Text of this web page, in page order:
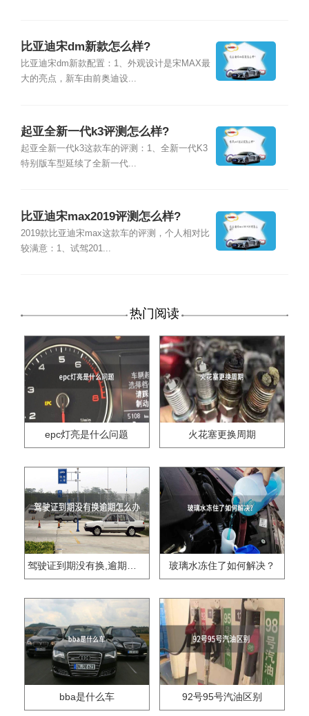
比亚迪宋dm新款怎么样?
比亚迪宋dm新款配置：1、外观设计是宋MAX最
大的亮点，新车由前奥迪设...
起亚全新一代k3评测怎么样?
起亚全新一代k3这款车的评测：1、全新一代K3
特别版车型延续了全新一代...
比亚迪宋max2019评测怎么样?
2019款比亚迪宋max这款车的评测，个人相对比
较满意：1、试驾201...
热门阅读
epc灯亮是什么问题 火花塞更换周期
驾驶证到期没有换,逾期怎么办?? 玻璃水冻住了如何解决？
bba是什么车 92号95号汽油区别